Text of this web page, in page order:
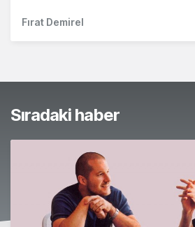
Fırat Demirel
Sıradaki haber